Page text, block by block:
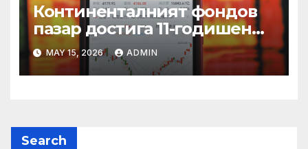
Континенталният фондов
пазар достига 11-годишен
връх
MAY 15, 2026 ADMIN
Search